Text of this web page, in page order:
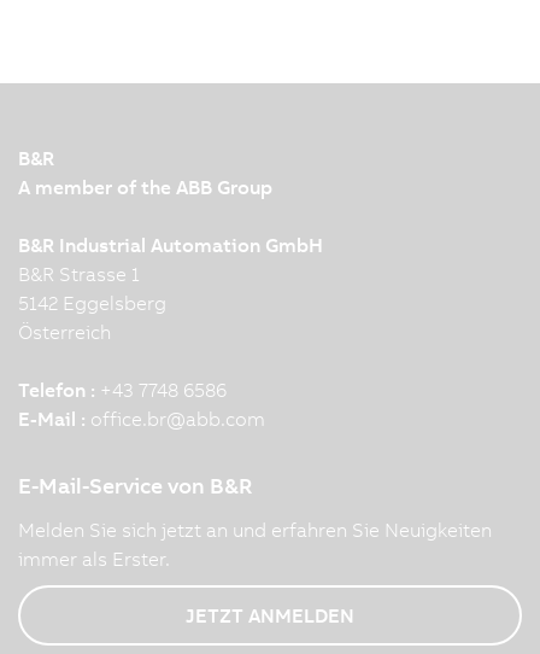
B&R
A member of the ABB Group
B&R Industrial Automation GmbH
B&R Strasse 1
5142 Eggelsberg
Österreich
Telefon : +43 7748 6586
E-Mail : office.br@abb.com
E-Mail-Service von B&R
Melden Sie sich jetzt an und erfahren Sie Neuigkeiten
immer als Erster.
JETZT ANMELDEN